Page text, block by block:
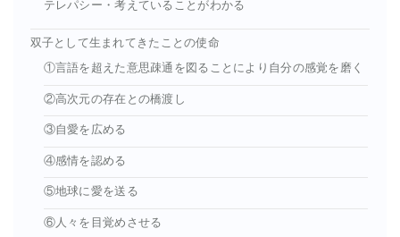
テレパシー・考えていることがわかる
双子として生まれてきたことの使命
①言語を超えた意思疎通を図ることにより自分の感覚を磨く
②高次元の存在との橋渡し
③自愛を広める
④感情を認める
⑤地球に愛を送る
⑥人々を目覚めさせる